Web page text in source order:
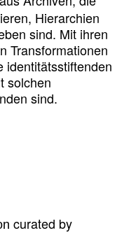
Hierarchien
sind. Mit ihren
Transformationen
identitätsstiftenden
solchen
sind.
curated by